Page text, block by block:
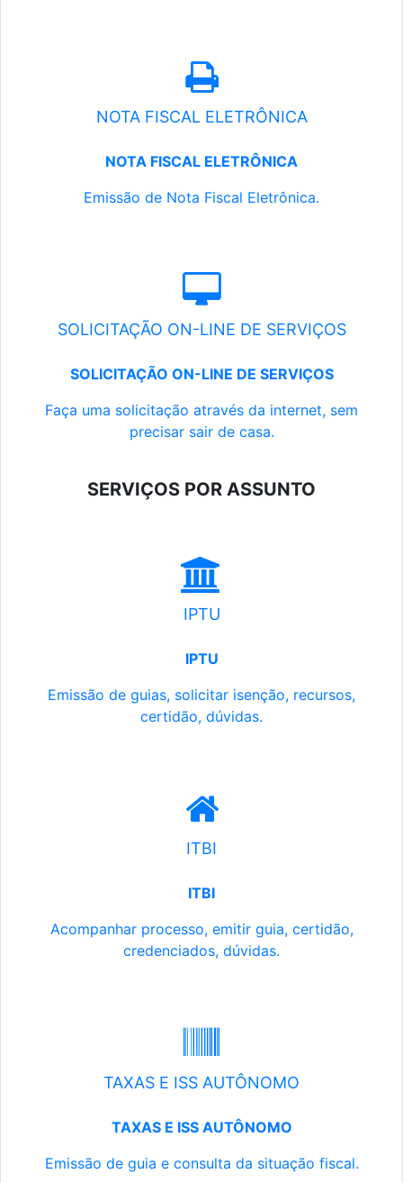
NOTA FISCAL ELETRÔNICA
NOTA FISCAL ELETRÔNICA
Emissão de Nota Fiscal Eletrônica.
SOLICITAÇÃO ON-LINE DE SERVIÇOS
SOLICITAÇÃO ON-LINE DE SERVIÇOS
Faça uma solicitação através da internet, sem
precisar sair de casa.
SERVIÇOS POR ASSUNTO
IPTU
IPTU
Emissão de guias, solicitar isenção, recursos,
certidão, dúvidas.
ITBI
ITBI
Acompanhar processo, emitir guia, certidão,
credenciados, dúvidas.
TAXAS E ISS AUTÔNOMO
TAXAS E ISS AUTÔNOMO
Emissão de guia e consulta da situação fiscal.